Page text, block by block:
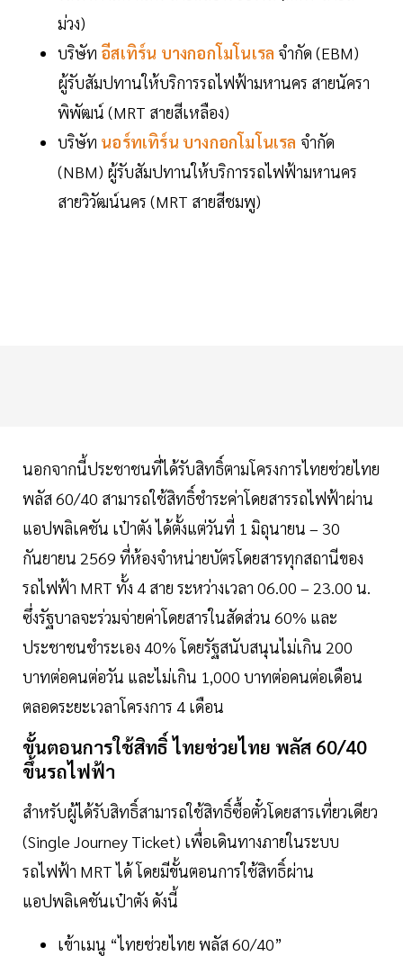
ม่วง)
บริษัท อีสเทิร์น บางกอกโมโนเรล จำกัด (EBM)
ผู้รับสัมปทานให้บริการรถไฟฟ้ามหานคร สายนัครา
พิพัฒน์ (MRT สายสีเหลือง)
บริษัท นอร์ทเทิร์น บางกอกโมโนเรล จำกัด
(NBM) ผู้รับสัมปทานให้บริการรถไฟฟ้ามหานคร
สายวิวัฒน์นคร (MRT สายสีชมพู)
นอกจากนี้ประชาชนที่ได้รับสิทธิ์ตามโครงการไทยช่วยไทย
พลัส 60/40 สามารถใช้สิทธิ์ชำระค่าโดยสารรถไฟฟ้าผ่าน
แอปพลิเคชัน เป๋าตัง ได้ตั้งแต่วันที่ 1 มิถุนายน – 30
กันยายน 2569 ที่ห้องจำหน่ายบัตรโดยสารทุกสถานีของ
รถไฟฟ้า MRT ทั้ง 4 สาย ระหว่างเวลา 06.00 – 23.00 น.
ซึ่งรัฐบาลจะร่วมจ่ายค่าโดยสารในสัดส่วน 60% และ
ประชาชนชำระเอง 40% โดยรัฐสนับสนุนไม่เกิน 200
บาทต่อคนต่อวัน และไม่เกิน 1,000 บาทต่อคนต่อเดือน
ตลอดระยะเวลาโครงการ 4 เดือน
ขั้นตอนการใช้สิทธิ์ ไทยช่วยไทย พลัส 60/40
ขึ้นรถไฟฟ้า
สำหรับผู้ได้รับสิทธิ์สามารถใช้สิทธิ์ซื้อตั๋วโดยสารเที่ยวเดียว
(Single Journey Ticket) เพื่อเดินทางภายในระบบ
รถไฟฟ้า MRT ได้ โดยมีขั้นตอนการใช้สิทธิ์ผ่าน
แอปพลิเคชันเป๋าตัง ดังนี้
เข้าเมนู “ไทยช่วยไทย พลัส 60/40”